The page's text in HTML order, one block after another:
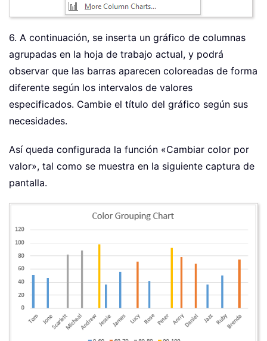
6. A continuación, se inserta un gráfico de columnas
agrupadas en la hoja de trabajo actual, y podrá
observar que las barras aparecen coloreadas de forma
diferente según los intervalos de valores
especificados. Cambie el título del gráfico según sus
necesidades.
Así queda configurada la función «Cambiar color por
valor», tal como se muestra en la siguiente captura de
pantalla.